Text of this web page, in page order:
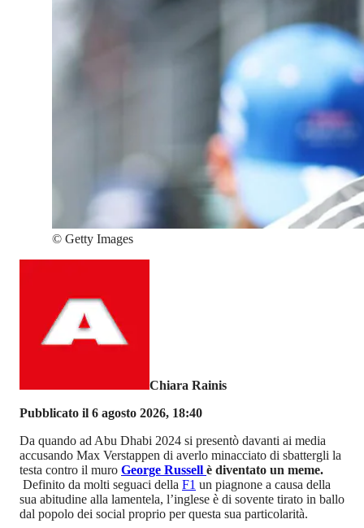
© Getty Images
Chiara Rainis
Pubblicato il 6 agosto 2026, 18:40
Da quando ad Abu Dhabi 2024 si presentò davanti ai media
accusando Max Verstappen di averlo minacciato di sbattergli la
testa contro il muro George Russell è diventato un meme.
Definito da molti seguaci della F1 un piagnone a causa della
sua abitudine alla lamentela, l’inglese è di sovente tirato in ballo
dal popolo dei social proprio per questa sua particolarità.